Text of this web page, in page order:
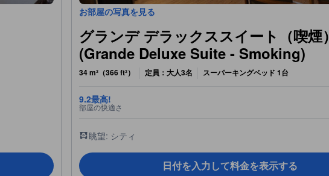
お部屋の写真を見る
グランデ デラックススイート（喫煙）
(Grande Deluxe Suite - Smoking)
34 m²（366 ft²） 定員：大人3名 スーパーキングベッド 1台
9.2最高!
部屋の快適さ
眺望: シティ
日付を入力して料金を表示する